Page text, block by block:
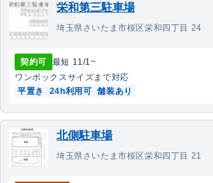
栄和第三駐車場
埼玉県さいたま市桜区栄和四丁目 24
契約可 最短 11/1~
ワンボックスサイズまで対応
平置き
24h利用可 舗装あり
北側駐車場
埼玉県さいたま市桜区栄和四丁目 21